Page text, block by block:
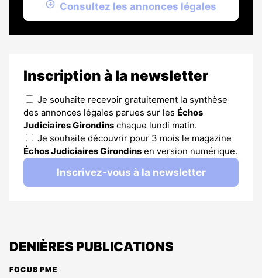
Consultez les annonces légales
Inscription à la newsletter
Je souhaite recevoir gratuitement la synthèse
des annonces légales parues sur les Échos
Judiciaires Girondins chaque lundi matin.
Je souhaite découvrir pour 3 mois le magazine
Échos Judiciaires Girondins en version numérique.
Inscrivez-vous à la newsletter
DENIÈRES PUBLICATIONS
FOCUS PME